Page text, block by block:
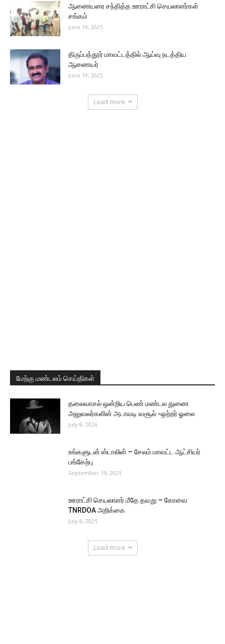
ஆணையரை சந்தித்த ஊராட்சி செயலாளர்கள்
சங்கம்
June 19, 2025
திருப்பத்தூர் மாவட்டத்தில் ஆய்வு நடத்திய
ஆணையர்
June 19, 2025
Load more
மேற்கு மண்டலம் செய்திகள்
தலைவாசல் ஒன்றிய பெண் மண்டல துணை
அலுவலர்களின் அடாவடி வசூல் -ஒற்றர் ஓலை
July 8, 2026
உங்களுடன் ஸ்டாலின் – சேலம் மாவட்ட ஆட்சியர்
பங்கேற்பு
September 14, 2025
ஊராட்சி செயலாளர் மீதே தவறு – கோவை
TNRDOA அறிக்கை
July 8, 2025
Load more